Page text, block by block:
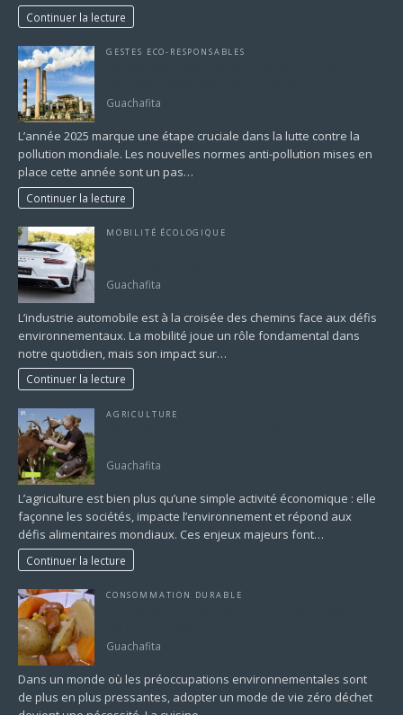
Continuer la lecture
GESTES ECO-RESPONSABLES
Guachafita
L’année 2025 marque une étape cruciale dans la lutte contre la
pollution mondiale. Les nouvelles normes anti-pollution mises en
place cette année sont un pas…
Continuer la lecture
MOBILITÉ ÉCOLOGIQUE
Guachafita
L’industrie automobile est à la croisée des chemins face aux défis
environnementaux. La mobilité joue un rôle fondamental dans
notre quotidien, mais son impact sur…
Continuer la lecture
AGRICULTURE
Guachafita
L’agriculture est bien plus qu’une simple activité économique : elle
façonne les sociétés, impacte l’environnement et répond aux
défis alimentaires mondiaux. Ces enjeux majeurs font…
Continuer la lecture
CONSOMMATION DURABLE
Guachafita
Dans un monde où les préoccupations environnementales sont
de plus en plus pressantes, adopter un mode de vie zéro déchet